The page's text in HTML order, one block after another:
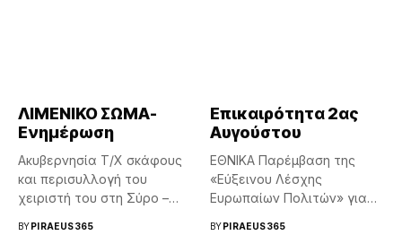
ΛΙΜΕΝΙΚΟ ΣΩΜΑ-
Ενημέρωση
Ακυβερνησία Τ/Χ σκάφους
και περισυλλογή του
χειριστή του στη Σύρο –
BYPIRAEUS365
Επικαιρότητα 2ας
Αυγούστου
ΕΘΝΙΚΑ Παρέμβαση της
«Εύξεινου Λέσχης
Ευρωπαίων Πολιτών» για
BYPIRAEUS365